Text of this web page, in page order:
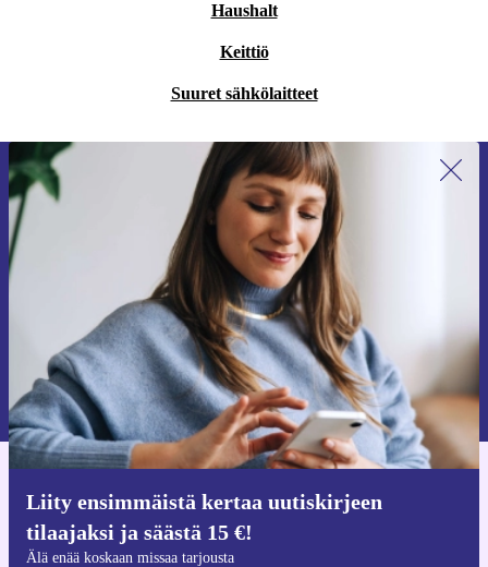
Haushalt
Keittiö
Suuret sähkölaitteet
Liity ensimmäistä kertaa uutiskirjeen
tilaajaksi ja säästä 15 €!
Älä enää koskaan missaa tarjousta
Liity ensimmäistä kertaa uutiskirjeen
tilaajaksi ja säästä 15 €!
Älä missaa enää yhtäkään tarjousta.
Pyydä etukuponki
Lisätietoja henkilötietojen käytöstä löydättietosuojaselosteestamme.
iOS:lle ja Androidille